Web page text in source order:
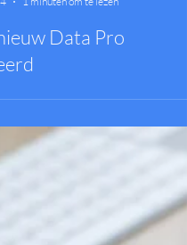
1 minuten om te lezen
Data Pro